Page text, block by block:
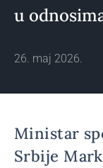
u
26. maj 2026.
Ministar
Srbije